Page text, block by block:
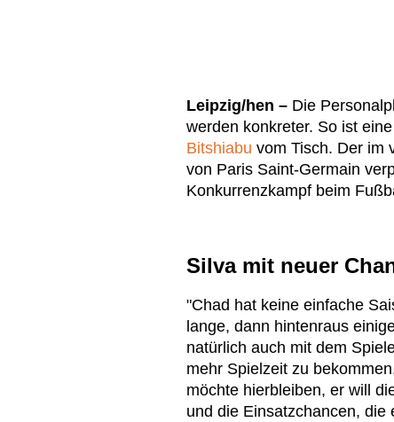
Leipzig/hen – Die
werden konkreter. So ist
Bitshiabu vom Tisch. Der im
von Paris Saint-Germain
Konkurrenzkampf beim
Silva mit neuer
"Chad hat keine einfache
lange, dann hintenraus
natürlich auch mit dem
mehr Spielzeit zu
möchte hierbleiben, er will
und die Einsatzchancen,